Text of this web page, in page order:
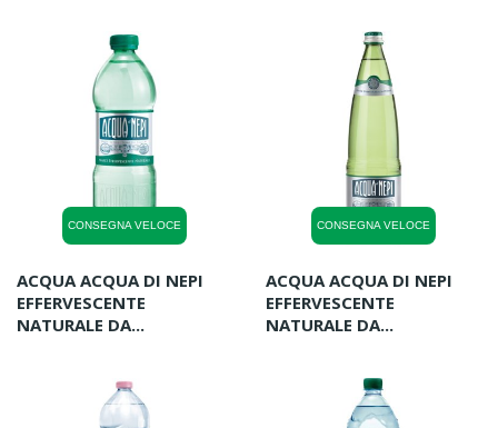
CONSEGNA VELOCE
ACQUA ACQUA DI NEPI
EFFERVESCENTE
NATURALE DA...
CONSEGNA VELOCE
ACQUA ACQUA DI NEPI
EFFERVESCENTE
NATURALE DA...